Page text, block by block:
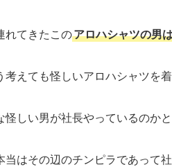
れてきたこのアロハシャツの男
考えても怪しいアロハシャツを
怪しい男が社長やっているのか
当はその辺のチンピラであって